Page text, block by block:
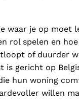
waar je op moet
rol spelen en
of duurder
is gericht op
hun woning
willen